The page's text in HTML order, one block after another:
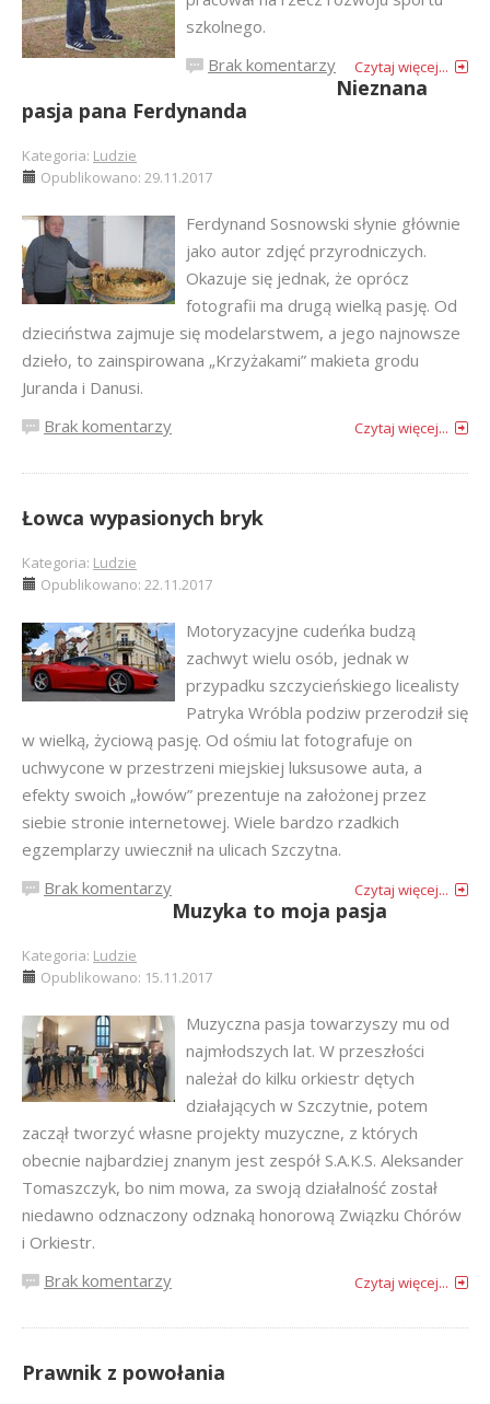
szkolnego.
Brak komentarzy
Czytaj więcej...
Nieznana
pasja pana Ferdynanda
Kategoria: Ludzie
Opublikowano: 29.11.2017
Ferdynand Sosnowski słynie głównie
jako autor zdjęć przyrodniczych.
Okazuje się jednak, że oprócz
fotografii ma drugą wielką pasję. Od
dzieciństwa zajmuje się modelarstwem, a jego najnowsze
dzieło, to zainspirowana „Krzyżakami” makieta grodu
Juranda i Danusi.
Brak komentarzy
Czytaj więcej...
Łowca wypasionych bryk
Kategoria: Ludzie
Opublikowano: 22.11.2017
Motoryzacyjne cudeńka budzą
zachwyt wielu osób, jednak w
przypadku szczycieńskiego licealisty
Patryka Wróbla podziw przerodził się
w wielką, życiową pasję. Od ośmiu lat fotografuje on
uchwycone w przestrzeni miejskiej luksusowe auta, a
efekty swoich „łowów” prezentuje na założonej przez
siebie stronie internetowej. Wiele bardzo rzadkich
egzemplarzy uwiecznił na ulicach Szczytna.
Brak komentarzy
Czytaj więcej...
Muzyka to moja pasja
Kategoria: Ludzie
Opublikowano: 15.11.2017
Muzyczna pasja towarzyszy mu od
najmłodszych lat. W przeszłości
należał do kilku orkiestr dętych
działających w Szczytnie, potem
zaczął tworzyć własne projekty muzyczne, z których
obecnie najbardziej znanym jest zespół S.A.K.S. Aleksander
Tomaszczyk, bo nim mowa, za swoją działalność został
niedawno odznaczony odznaką honorową Związku Chórów
i Orkiestr.
Brak komentarzy
Czytaj więcej...
Prawnik z powołania